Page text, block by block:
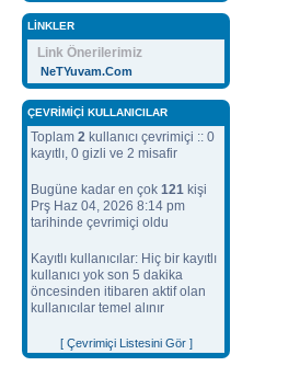
LINKLER
Link Önerilerimiz
NeTYuvam.Com
ÇEVRIMIÇI KULLANICILAR
Toplam 2 kullanıcı çevrimiçi :: 0
kayıtlı, 0 gizli ve 2 misafir
Bugüne kadar en çok 121 kişi
Prş Haz 04, 2026 8:14 pm
tarihinde çevrimiçi oldu
Kayıtlı kullanıcılar: Hiç bir kayıtlı
kullanıcı yok son 5 dakika
öncesinden itibaren aktif olan
kullanıcılar temel alınır
[ Çevrimiçi Listesini Gör ]